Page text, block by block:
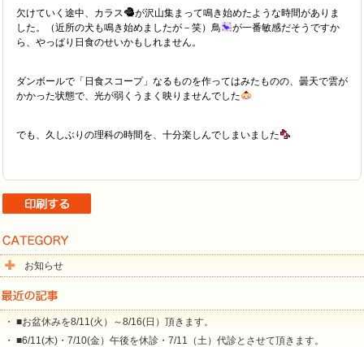
欠けていく途中、カラス
が沢山集まって鳴き始めたような時間がありま
した。（近所の犬も鳴き始めましたが－笑）鳥
が一番敏感だそうですか
ら、やっぱり日食のせいかもしれません。
ダンボールで「日食スコープ」なるものを作ってはみたものの、曇天で雲が
かかった状態で、光が弱くうまく映りませんでした
でも、久しぶりの理科の時間を、十分楽しんでしまいました
お知らせ
・ ■お盆休みを8/11(火）～8/16(日）頂きます。
・ ■6/11(木)・7/10(金）午後を休診・7/11（土）代診とさせて頂きます。